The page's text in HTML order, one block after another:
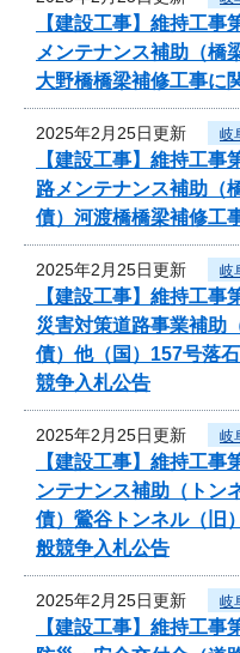
【建設工事】維持工
メンテナンス補助（橋
大野橋橋梁補修工事に
2025年2月25日更新 岐
【建設工事】維持工
路メンテナンス補助（
債）河渡橋橋梁補修工
2025年2月25日更新 岐
【建設工事】維持工
災害対策道路事業補助
債）他（国）157号落
競争入札公告
2025年2月25日更新 岐
【建設工事】維持工
ンテナンス補助（トン
債）鶯谷トンネル（旧
般競争入札公告
2025年2月25日更新 岐
【建設工事】維持工